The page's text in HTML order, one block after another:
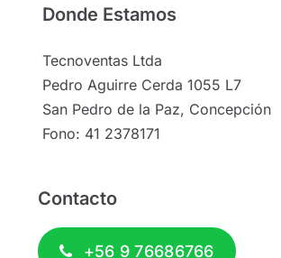
Donde Estamos
Tecnoventas Ltda
Pedro Aguirre Cerda 1055 L7
San Pedro de la Paz, Concepción
Fono: 41 2378171
Contacto
+56 9 76686766